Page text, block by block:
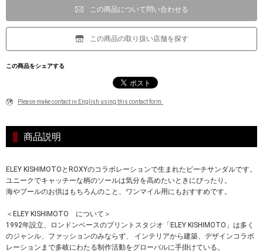
この商品について問い合わせる
この商品の取り扱い店舗を探す
この商品をシェアする
Please make contact in English using this contact form.
商品説明
ELEY KISHIMOTOとROXYのコラボレーションで生まれたビーチサンダルです。
ユニークでキャッチーな柄のソールは気分を高めたいときにぴったり。
海やプールのお供はもちろんのこと、ワンマイル用にもおすすめです。
＜ELEY KISHIMOTO について＞
1992年設立、ロンドンベースのプリントスタジオ「ELEY KISHIMOTO」は多く
のジャンル、ファッションのみならず、 インテリアから建築、デザインコラボ
レーションまで多岐にわたる制作活動をグローバルに手掛けている。